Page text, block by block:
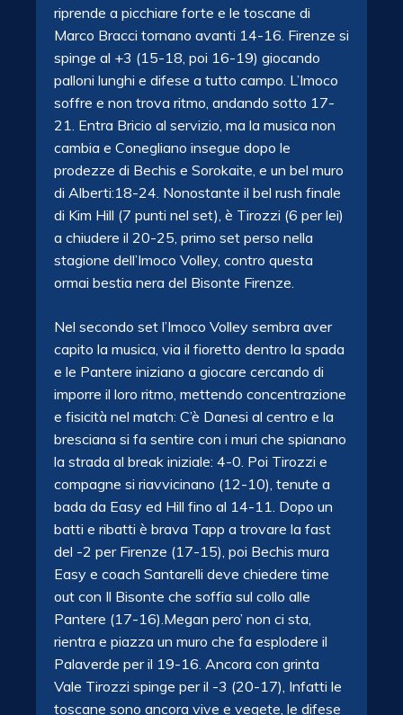
riprende a picchiare forte e le toscane di
Marco Bracci tornano avanti 14-16. Firenze si
spinge al +3 (15-18, poi 16-19) giocando
palloni lunghi e difese a tutto campo. L’Imoco
soffre e non trova ritmo, andando sotto 17-
21. Entra Bricio al servizio, ma la musica non
cambia e Conegliano insegue dopo le
prodezze di Bechis e Sorokaite, e un bel muro
di Alberti:18-24. Nonostante il bel rush finale
di Kim Hill (7 punti nel set), è Tirozzi (6 per lei)
a chiudere il 20-25, primo set perso nella
stagione dell’Imoco Volley, contro questa
ormai bestia nera del Bisonte Firenze.
Nel secondo set l’Imoco Volley sembra aver
capito la musica, via il fioretto dentro la spada
e le Pantere iniziano a giocare cercando di
imporre il loro ritmo, mettendo concentrazione
e fisicità nel match: C’è Danesi al centro e la
bresciana si fa sentire con i muri che spianano
la strada al break iniziale: 4-0. Poi Tirozzi e
compagne si riavvicinano (12-10), tenute a
bada da Easy ed Hill fino al 14-11. Dopo un
batti e ribatti è brava Tapp a trovare la fast
del -2 per Firenze (17-15), poi Bechis mura
Easy e coach Santarelli deve chiedere time
out con Il Bisonte che soffia sul collo alle
Pantere (17-16).Megan pero’ non ci sta,
rientra e piazza un muro che fa esplodere il
Palaverde per il 19-16. Ancora con grinta
Vale Tirozzi spinge per il -3 (20-17), Infatti le
toscane sono ancora vive e vegete, le difese